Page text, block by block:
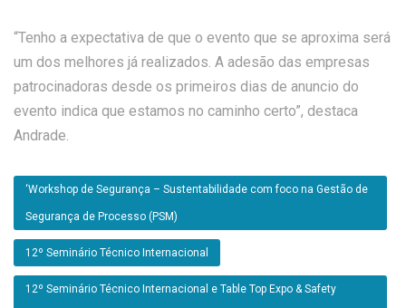
“Tenho a expectativa de que o evento que se aproxima será
um dos melhores já realizados. A adesão das empresas
patrocinadoras desde os primeiros dias de anuncio do
evento indica que estamos no caminho certo”, destaca
Andrade.
‘Workshop de Segurança – Sustentabilidade com foco na Gestão de
Segurança de Processo (PSM)
12º Seminário Técnico Internacional
12º Seminário Técnico Internacional e Table Top Expo & Safety